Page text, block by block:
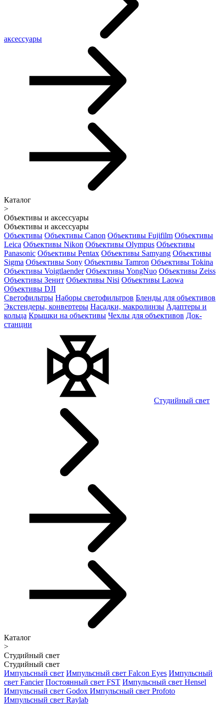
аксессуары
Каталог
>
Объективы и аксессуары
Объективы и аксессуары
Объективы Объективы Canon Объективы Fujifilm Объективы
Leica Объективы Nikon Объективы Olympus Объективы
Panasonic Объективы Pentax Объективы Samyang Объективы
Sigma Объективы Sony Объективы Tamron Объективы Tokina
Объективы Voigtlaender Объективы YongNuo Объективы Zeiss
Объективы Зенит Объективы Nisi Объективы Laowa
Объективы DJI
Светофильтры Наборы светофильтров Бленды для объективов
Экстендеры, конвертеры Насадки, макролинзы Адаптеры и
кольца Крышки на объективы Чехлы для объективов Док-
станции
Студийный свет
Каталог
>
Студийный свет
Студийный свет
Импульсный свет Импульсный свет Falcon Eyes Импульсный
свет Fancier Постоянный свет FST Импульсный свет Hensel
Импульсный свет Godox Импульсный свет Profoto
Импульсный свет Raylab